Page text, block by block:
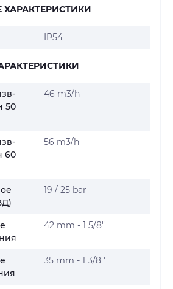
ХАРАКТЕРИСТИКИ
IP54
50
46 m3/h
60
56 m3/h
19 / 25 bar
42 mm - 1 5/8''
35 mm - 1 3/8''